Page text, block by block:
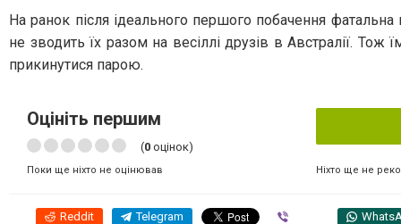
На ранок після ідеального першого побачення
не зводить їх разом на весіллі друзів в Австралії.
прикинутися парою.
Оцініть першим
(0 оцінок)
Поки ще ніхто не оцінював Ніхто ще не
Reddit Telegram